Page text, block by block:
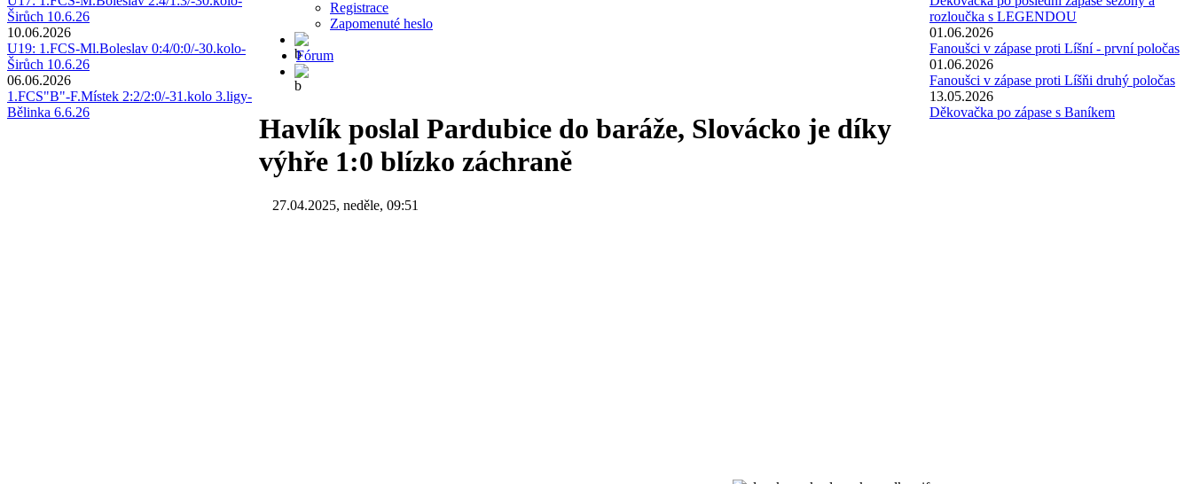
Širůch 10.6.26
10.06.2026
U19: 1.FCS-Ml.Boleslav 0:4/0:0/-30.kolo-
Širůch 10.6.26
06.06.2026
1.FCS"B"-F.Místek 2:2/2:0/-31.kolo 3.ligy-
Bělinka 6.6.26
rozloučka s LEGENDOU
01.06.2026
Fanoušci v zápase proti Líšní - první poločas
01.06.2026
Fanoušci v zápase proti Líšňi druhý poločas
13.05.2026
Děkovačka po zápase s Baníkem
Registrace
Zapomenuté heslo
Fórum
Havlík poslal Pardubice do baráže, Slovácko je díky
výhře 1:0 blízko záchraně
27.04.2025, neděle, 09:51